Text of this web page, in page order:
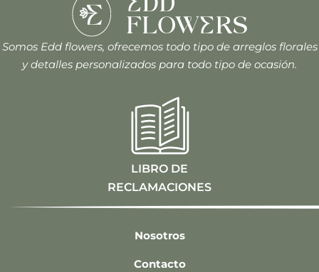
Somos Edd flowers, ofrecemos todo tipo de arreglos florales
y detalles personalizados para todo tipo de ocasión.
LIBRO DE
RECLAMACIONES
Nosotros
Contacto